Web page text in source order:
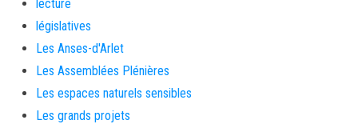
lecture
législatives
Les Anses-d'Arlet
Les Assemblées Plénières
Les espaces naturels sensibles
Les grands projets